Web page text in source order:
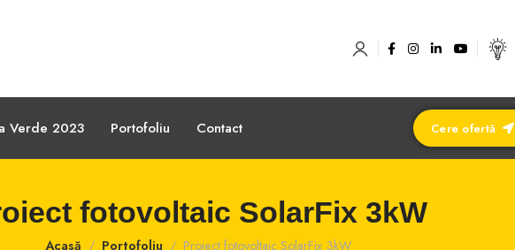
Verde 2023 Portofoliu Contact Cere ofertă
fotovoltaic SolarFix 3kW
Acasă Portofoliu Proiect fotovoltaic SolarFix 3kW